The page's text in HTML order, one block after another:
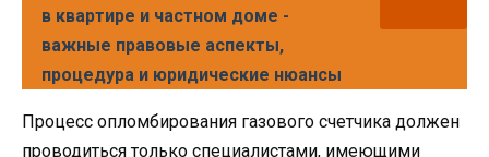
в квартире и частном доме -
важные правовые аспекты,
процедура и юридические нюансы
Процесс опломбирования газового счетчика должен
проводиться только специалистами, имеющими